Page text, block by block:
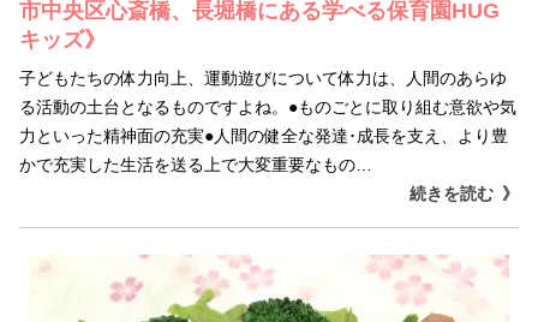
市中央区心斎橋、長堀橋にある学べる保育園HUG
キッズ》
子どもたちの体力向上、運動遊びについて体力は、人間のあらゆ
る活動の土台となるものですよね。●ものごとに取り組む意欲や気
力といった精神面の充実●人間の健全な発達･成長を支え、より豊
かで充実した生活を送る上で大変重要なもの…
続きを読む